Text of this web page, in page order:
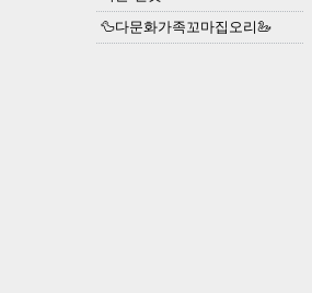
🦆다문화가족꼬마집오리🦢